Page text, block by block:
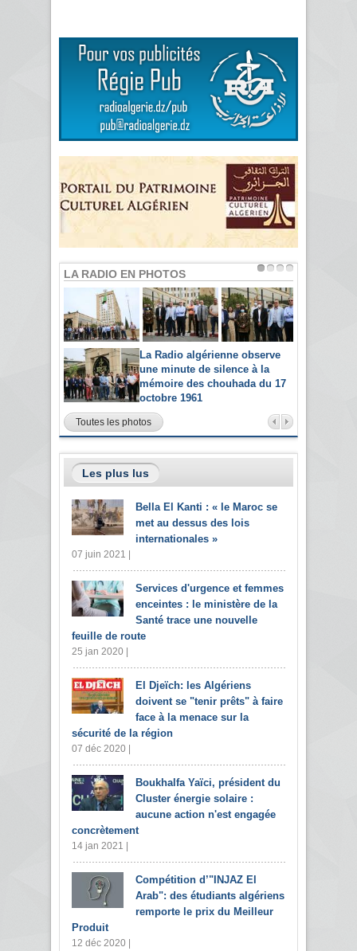
LA RADIO EN PHOTOS
La Radio algérienne observe
une minute de silence à la
mémoire des chouhada du 17
octobre 1961
Toutes les photos
Les plus lus
Bella El Kanti : « le Maroc se
met au dessus des lois
internationales »
07 juin 2021 |
Services d'urgence et femmes
enceintes : le ministère de la
Santé trace une nouvelle
feuille de route
25 jan 2020 |
El Djeïch: les Algériens
doivent se "tenir prêts" à faire
face à la menace sur la
sécurité de la région
07 déc 2020 |
Boukhalfa Yaïci, président du
Cluster énergie solaire :
aucune action n'est engagée
concrètement
14 jan 2021 |
Compétition d’"INJAZ El
Arab": des étudiants algériens
remporte le prix du Meilleur
Produit
12 déc 2020 |